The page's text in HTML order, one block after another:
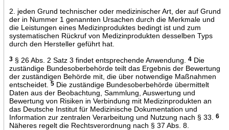
2. jeden Grund technischer oder medizinischer Art, der auf Grund
der in Nummer 1 genannten Ursachen durch die Merkmale und
die Leistungen eines Medizinproduktes bedingt ist und zum
systematischen Rückruf von Medizinprodukten desselben Typs
durch den Hersteller geführt hat.
3§ 26 Abs. 2 Satz 3 findet entsprechende Anwendung. 4Die
zuständige Bundesoberbehörde teilt das Ergebnis der Bewertung
der zuständigen Behörde mit, die über notwendige Maßnahmen
entscheidet.
5Die zuständige Bundesoberbehörde übermittelt
Daten aus der Beobachtung, Sammlung, Auswertung und
Bewertung von Risiken in Verbindung mit Medizinprodukten an
das Deutsche Institut für Medizinische Dokumentation und
Information zur zentralen Verarbeitung und Nutzung nach § 33.
6
Näheres regelt die Rechtsverordnung nach § 37 Abs. 8.